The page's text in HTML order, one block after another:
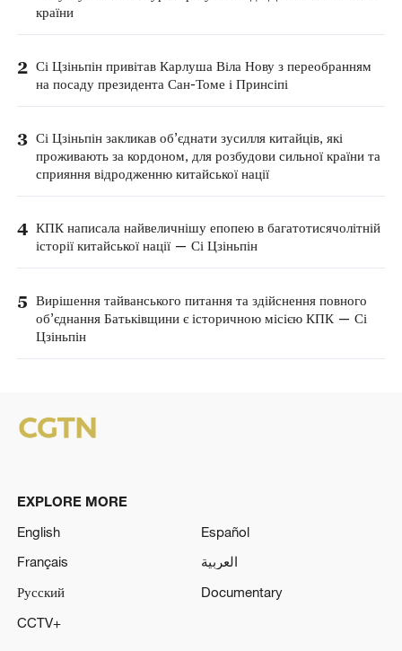
країни
2 Сі Цзіньпін привітав Карлуша Віла Нову з переобранням
на посаду президента Сан-Томе і Принсіпі
3 Сі Цзіньпін закликав об’єднати зусилля китайців, які
проживають за кордоном, для розбудови сильної країни та
сприяння відродженню китайської нації
4 КПК написала найвеличнішу епопею в багатотисячолітній
історії китайської нації — Сі Цзіньпін
5 Вирішення тайванського питання та здійснення повного
об’єднання Батьківщини є історичною місією КПК — Сі
Цзіньпін
EXPLORE MORE
English
Español
Français
العربية
Русский
Documentary
CCTV+